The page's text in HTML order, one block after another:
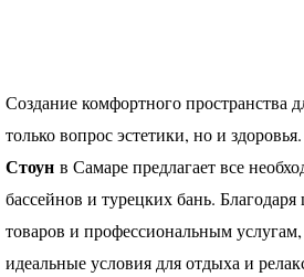
Создание комфортного пространства
только вопрос эстетики, но и
Стоун в Самаре предлагает все
бассейнов и турецких бань.
товаров и профессиональным
идеальные условия для отдыха и